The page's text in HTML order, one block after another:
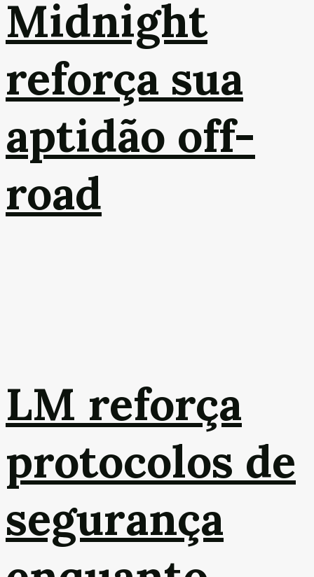
Midnight
reforça sua
aptidão off-
road
LM reforça
protocolos de
segurança